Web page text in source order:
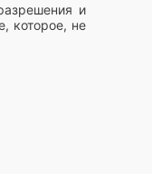
и
которое, не